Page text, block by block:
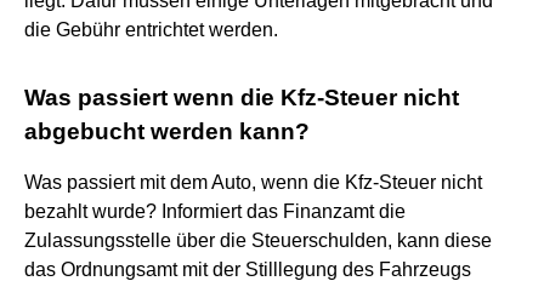
die Gebühr entrichtet werden.
Was passiert wenn die Kfz-Steuer nicht
abgebucht werden kann?
Was passiert mit dem Auto, wenn die Kfz-Steuer nicht
bezahlt wurde? Informiert das Finanzamt die
Zulassungsstelle über die Steuerschulden, kann diese
das Ordnungsamt mit der Stilllegung des Fahrzeugs